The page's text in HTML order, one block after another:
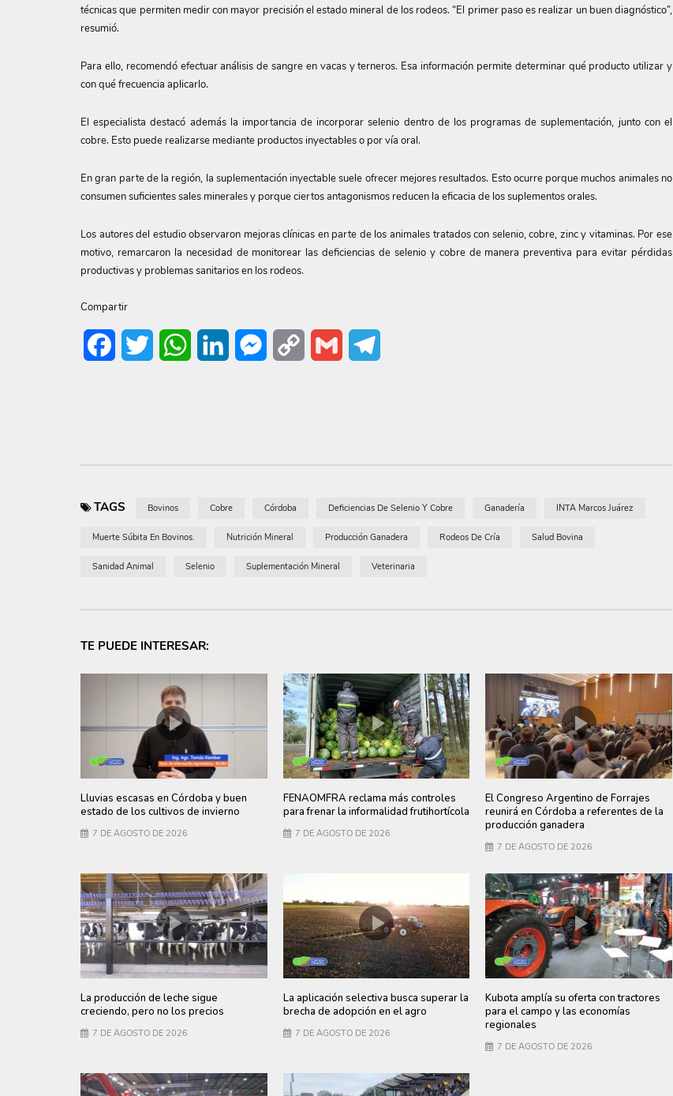
técnicas que permiten medir con mayor precisión el estado mineral de los rodeos. “El primer paso es realizar un buen diagnóstico”,
resumió.
Para ello, recomendó efectuar análisis de sangre en vacas y terneros. Esa información permite determinar qué producto utilizar y
con qué frecuencia aplicarlo.
El especialista destacó además la importancia de incorporar selenio dentro de los programas de suplementación, junto con el
cobre. Esto puede realizarse mediante productos inyectables o por vía oral.
En gran parte de la región, la suplementación inyectable suele ofrecer mejores resultados. Esto ocurre porque muchos animales no
consumen suficientes sales minerales y porque ciertos antagonismos reducen la eficacia de los suplementos orales.
Los autores del estudio observaron mejoras clínicas en parte de los animales tratados con selenio, cobre, zinc y vitaminas. Por ese
motivo, remarcaron la necesidad de monitorear las deficiencias de selenio y cobre de manera preventiva para evitar pérdidas
productivas y problemas sanitarios en los rodeos.
Compartir
FacebookTwitter WhatsAppLinkedIn Messenger
Copy
Gmail
TAGS Bovinos Cobre Córdoba Deficiencias De Selenio Y Cobre Ganadería INTA Marcos Juárez
Muerte Súbita En Bovinos. Nutrición Mineral Producción Ganadera Rodeos De Cría Salud Bovina
Sanidad Animal Selenio Suplementación Mineral Veterinaria
TE PUEDE INTERESAR:
Lluvias escasas en Córdoba y buen
estado de los cultivos de invierno
7 DE AGOSTO DE 2026
FENAOMFRA reclama más controles
para frenar la informalidad frutihortícola
7 DE AGOSTO DE 2026
El Congreso Argentino de Forrajes
reunirá en Córdoba a referentes de la
producción ganadera
7 DE AGOSTO DE 2026
La producción de leche sigue
creciendo, pero no los precios
7 DE AGOSTO DE 2026
La aplicación selectiva busca superar la
brecha de adopción en el agro
7 DE AGOSTO DE 2026
Kubota amplía su oferta con tractores
para el campo y las economías
regionales
7 DE AGOSTO DE 2026